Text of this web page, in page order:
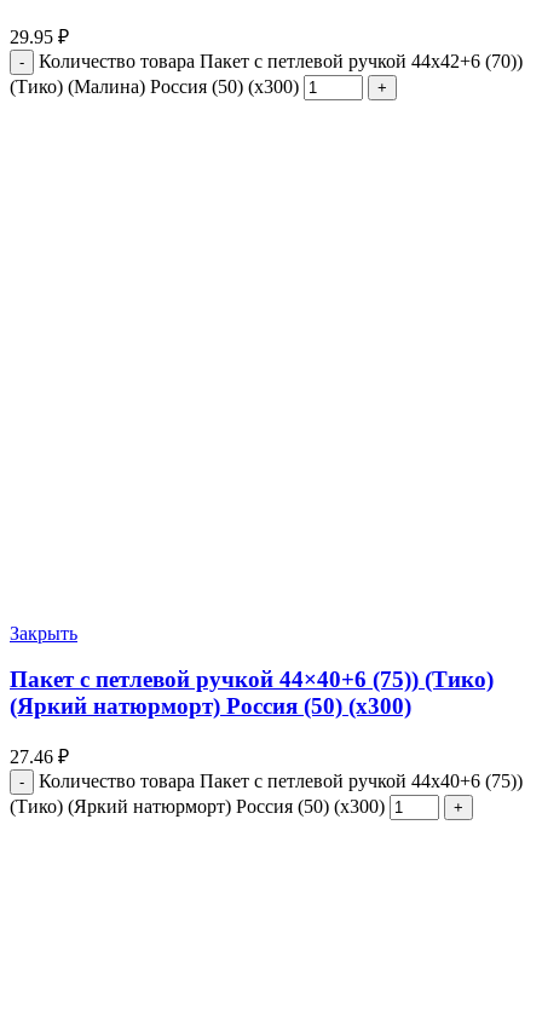
29.95 ₽
Количество товара Пакет с петлевой ручкой 44x42+6 (70))
(Тико) (Малина) Россия (50) (х300)
Закрыть
Пакет с петлевой ручкой 44×40+6 (75)) (Тико)
(Яркий натюрморт) Россия (50) (х300)
27.46 ₽
Количество товара Пакет с петлевой ручкой 44x40+6 (75))
(Тико) (Яркий натюрморт) Россия (50) (х300)